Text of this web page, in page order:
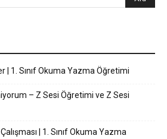
| 1. Sınıf Okuma Yazma Öğretimi
– Z Sesi Öğretimi ve Z Sesi
| 1. Sınıf Okuma Yazma